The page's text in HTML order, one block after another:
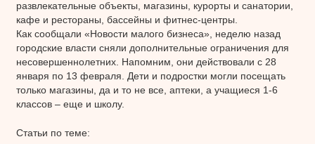
развлекательные объекты, магазины, курорты и санатории,
кафе и рестораны, бассейны и фитнес-центры.
Как сообщали «Новости малого бизнеса», неделю назад
городские власти сняли дополнительные ограничения для
несовершеннолетних. Напомним, они действовали с 28
января по 13 февраля. Дети и подростки могли посещать
только магазины, да и то не все, аптеки, а учащиеся 1-6
классов – еще и школу.
Статьи по теме: